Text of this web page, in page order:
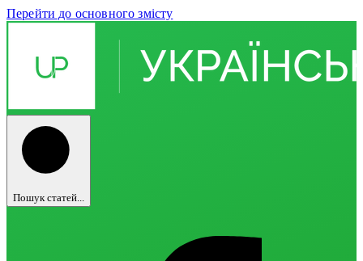
Перейти до основного змісту
Пошук статей...